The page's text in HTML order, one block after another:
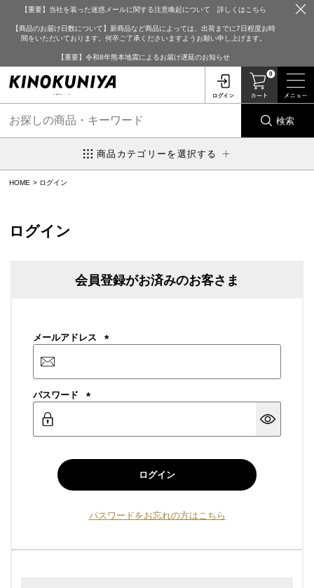
【重要】当社を装った迷惑メールに関する注意喚起について 詳しくはこちら
【商品のお届け日数について】新商品など商品によっては、出荷までに7日程度お時
間をいただいております。何卒ご了承くださいますようお願い申し上げます。
【重要】令和8年熊本地震によるお届け遅延のお知らせ
0
検索
商品カテゴリーを選択する
HOME ログイン
ログイン
会員登録がお済みのお客さま
メールアドレス
パスワード
ログイン
パスワードをお忘れの方はこちら